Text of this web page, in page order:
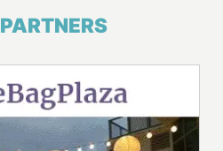
PARTNERS